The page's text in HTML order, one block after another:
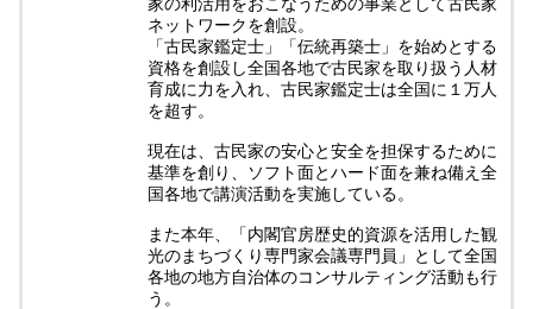
ネットワークを創設。
「古民家鑑定士」「伝統再築士」を始めとする
資格を創設し全国各地で古民家を取り扱う人材
育成に力を入れ、古民家鑑定士は全国に１万人
を超す。
現在は、古民家の安心と安全を担保するために
基準を創り、ソフト面とハード面を兼ね備え全
国各地で講演活動を実施している。
また本年、「内閣官房歴史的資源を活用した観
光のまちづくり専門家会議専門員」として全国
各地の地方自治体のコンサルティング活動も行
う。